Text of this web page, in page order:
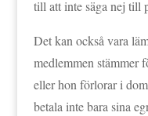
till att inte säga nej till
Det kan också vara
medlemmen stämmer
eller hon förlorar i
betala inte bara sina